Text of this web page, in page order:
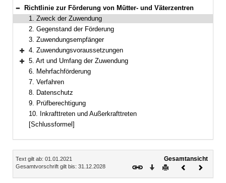
Bereich reduzieren
Richtlinie zur Förderung von Mütter- und Väterzentren
1. Zweck der Zuwendung
2. Gegenstand der Förderung
3. Zuwendungsempfänger
Bereich erweitern
4. Zuwendungsvoraussetzungen
Bereich erweitern
5. Art und Umfang der Zuwendung
6. Mehrfachförderung
7. Verfahren
8. Datenschutz
9. Prüfberechtigung
10. Inkrafttreten und Außerkrafttreten
[Schlussformel]
Inhalt
Text gilt ab: 01.01.2021
Gesamtvorschrift gilt bis: 31.12.2028
Gesamtansicht
Download
DruckenVorheriges